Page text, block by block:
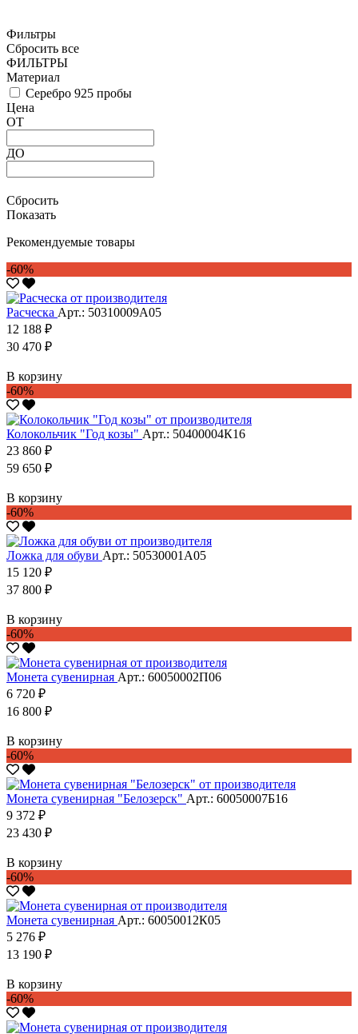
Фильтры
Сбросить все
ФИЛЬТРЫ
Материал
Серебро 925 пробы
Цена
ОТ
ДО
Сбросить
Показать
Рекомендуемые товары
-60%
Расческа Арт.: 50310009А05
12 188 ₽
30 470 ₽
В корзину
-60%
Колокольчик "Год козы" Арт.: 50400004К16
23 860 ₽
59 650 ₽
В корзину
-60%
Ложка для обуви Арт.: 50530001А05
15 120 ₽
37 800 ₽
В корзину
-60%
Монета сувенирная Арт.: 60050002П06
6 720 ₽
16 800 ₽
В корзину
-60%
Монета сувенирная "Белозерск" Арт.: 60050007Б16
9 372 ₽
23 430 ₽
В корзину
-60%
Монета сувенирная Арт.: 60050012К05
5 276 ₽
13 190 ₽
В корзину
-60%